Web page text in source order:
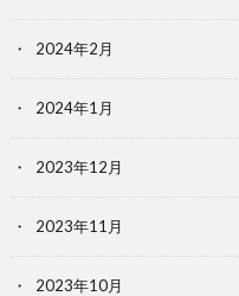
2024年2月
2024年1月
2023年12月
2023年11月
2023年10月